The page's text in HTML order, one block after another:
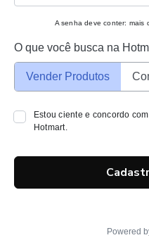
A senha deve conter: mais
O que você busca na
Vender Produtos
Estou ciente e concordo
Hotmart.
Powered